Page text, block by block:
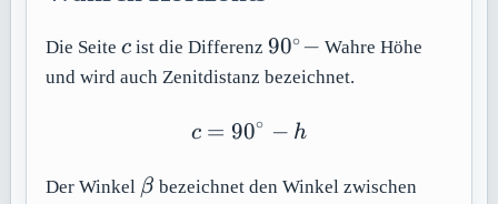
Die Seitec
c ist die Differenz 90^\circ
-
90∘− Wahre Höhe
und wird auch Zenitdistanz bezeichnet.
c = 90^\circ - h
c = 90∘ − h
Der Winkel \beta
β bezeichnet den Winkel zwischen